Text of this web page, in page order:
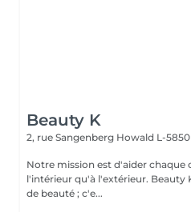
Beauty K
2, rue Sangenberg Howald L-5850
Notre mission est d'aider chaque
l'intérieur qu'à l'extérieur. Beauty
de beauté ; c'e...